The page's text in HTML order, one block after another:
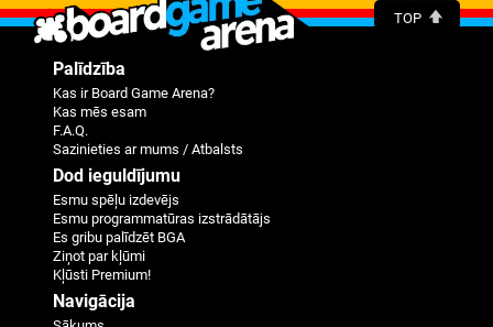
TOP
Palīdzība
Kas ir Board Game Arena?
Kas mēs esam
F.A.Q.
Sazinieties ar mums / Atbalsts
Dod ieguldījumu
Esmu spēļu izdevējs
Esmu programmatūras izstrādātājs
Es gribu palīdzēt BGA
Ziņot par kļūmi
Kļūsti Premium!
Navigācija